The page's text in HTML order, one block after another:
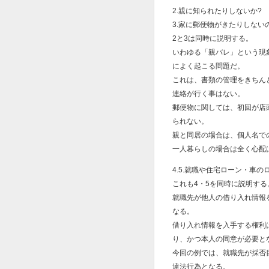
2.親に知られたりしないか?
3.家に郵便物がきたりしない
2と3は同時に説明する。
いわゆる「親バレ」という
によく起こる問題だ。
これは、書類の管理をきち
連絡が行く事はない。
郵便物に関しては、初回が
られない。
親と同居の場合は、個人名
一人暮らしの場合は全く心配
4.5.就職や住宅ローン・車の
これも4・5を同時に説明する
就職先が他人の借り入れ情
なる。
借り入れ情報を入手する権
り、かつ本人の同意が必要と
今回の例では、就職先が採
違法行為となる。